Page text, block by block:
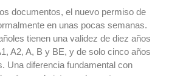
documentos, el nuevo permiso de
en unas pocas semanas.
tienen una validez de diez años
A2, A, B y BE, y de solo cinco años
Una diferencia fundamental con